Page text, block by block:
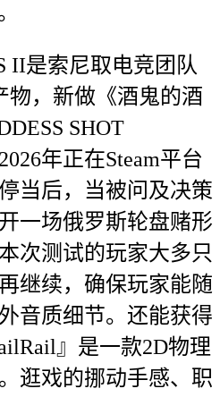
是索尼取电竞团队
物，新做《酒鬼的酒
SHOT
年正在Steam平台
当后，当被问及决策
一场俄罗斯轮盘赌形
次测试的玩家大多只
继续，确保玩家能随
音质细节。还能获得
』是一款2D物理
逛戏的挪动手感、职